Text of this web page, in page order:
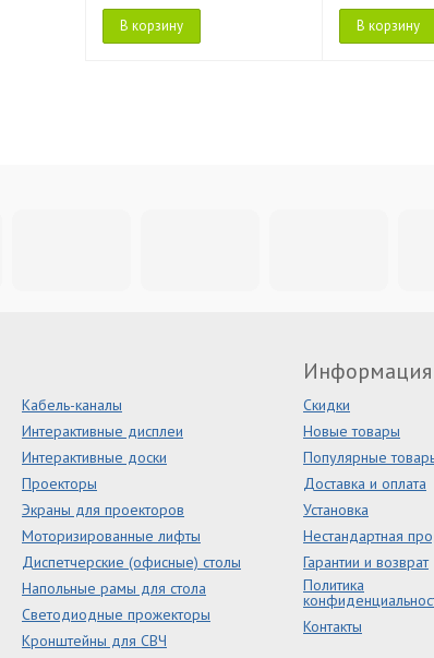
В корзину В корзину
Кабель-каналы
Интерактивные дисплеи
Интерактивные доски
Проекторы
Экраны для проекторов
Моторизированные лифты
Диспетчерские (офисные) столы
Напольные рамы для стола
Светодиодные прожекторы
Кронштейны для СВЧ
Информация
Скидки
Новые товары
Популярные
Доставка и оплата
Установка
Нестандартная
Гарантии и возврат
Политика
Контакты